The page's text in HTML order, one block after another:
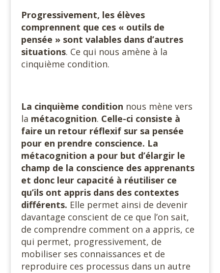
Progressivement, les élèves
comprennent que ces « outils de
pensée » sont valables dans d’autres
situations. Ce qui nous amène à la
cinquième condition.
La cinquième condition nous mène vers
la métacognition. Celle-ci consiste à
faire un retour réflexif sur sa pensée
pour en prendre conscience. La
métacognition a pour but d’élargir le
champ de la conscience des apprenants
et donc leur capacité à réutiliser ce
qu’ils ont appris dans des contextes
différents. Elle permet ainsi de devenir
davantage conscient de ce que l’on sait,
de comprendre comment on a appris, ce
qui permet, progressivement, de
mobiliser ses connaissances et de
reproduire ces processus dans un autre